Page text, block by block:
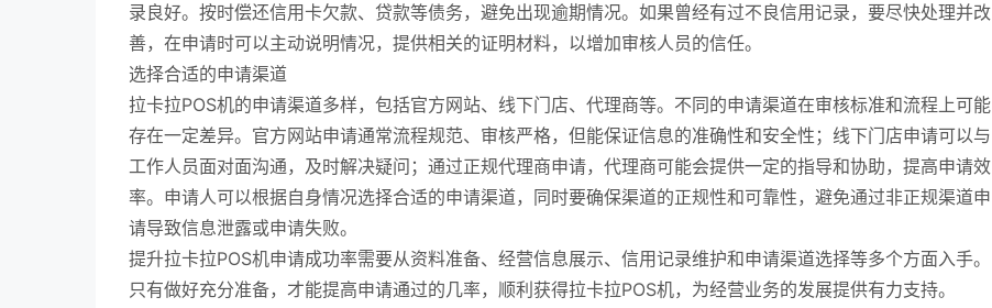
录良好。按时偿还信用卡欠款、贷款等债务，避免出现逾期情况。如果曾经有过不良信用记录，要尽快处理并改
善，在申请时可以主动说明情况，提供相关的证明材料，以增加审核人员的信任。
选择合适的申请渠道
拉卡拉POS机的申请渠道多样，包括官方网站、线下门店、代理商等。不同的申请渠道在审核标准和流程上可能
存在一定差异。官方网站申请通常流程规范、审核严格，但能保证信息的准确性和安全性；线下门店申请可以与
工作人员面对面沟通，及时解决疑问；通过正规代理商申请，代理商可能会提供一定的指导和协助，提高申请效
率。申请人可以根据自身情况选择合适的申请渠道，同时要确保渠道的正规性和可靠性，避免通过非正规渠道申
请导致信息泄露或申请失败。
提升拉卡拉POS机申请成功率需要从资料准备、经营信息展示、信用记录维护和申请渠道选择等多个方面入手。
只有做好充分准备，才能提高申请通过的几率，顺利获得拉卡拉POS机，为经营业务的发展提供有力支持。